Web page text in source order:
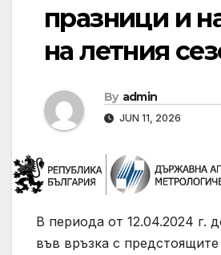
празници и
на летния
By admin
JUN 11, 2026
В периода от 12.04.2024 г.
във връзка с